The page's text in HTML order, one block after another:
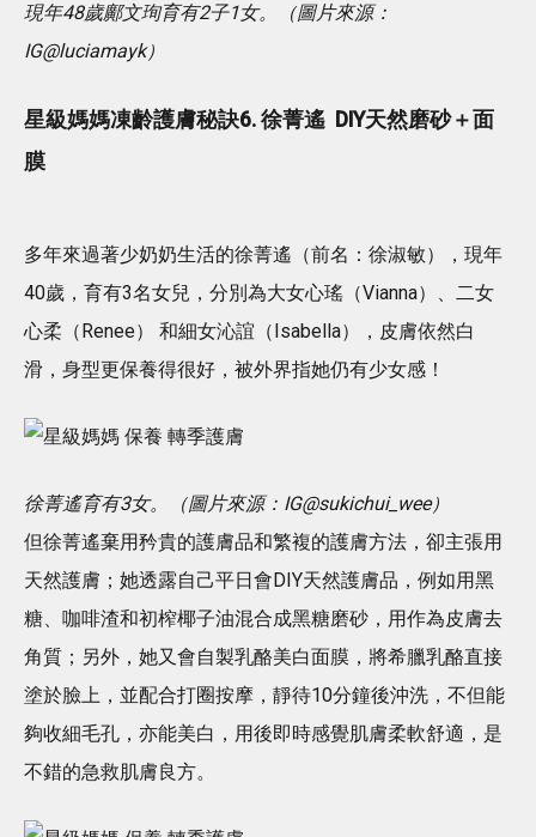
現年48歲鄺文珣育有2子1女。（圖片來源：
IG@luciamayk）
星級媽媽凍齡護膚秘訣6. 徐菁遙 DIY天然磨砂＋面
膜
多年來過著少奶奶生活的徐菁遙（前名：徐淑敏），現年
40歲，育有3名女兒，分別為大女心瑤（Vianna）、二女
心柔（Renee） 和細女沁誼（Isabella），皮膚依然白
滑，身型更保養得很好，被外界指她仍有少女感！
徐菁遙育有3女。（圖片來源：IG@sukichui_wee）
但徐菁遙棄用矜貴的護膚品和繁複的護膚方法，卻主張用
天然護膚；她透露自己平日會DIY天然護膚品，例如用黑
糖、咖啡渣和初榨椰子油混合成黑糖磨砂，用作為皮膚去
角質；另外，她又會自製乳酪美白面膜，將希臘乳酪直接
塗於臉上，並配合打圈按摩，靜待10分鐘後沖洗，不但能
夠收細毛孔，亦能美白，用後即時感覺肌膚柔軟舒適，是
不錯的急救肌膚良方。